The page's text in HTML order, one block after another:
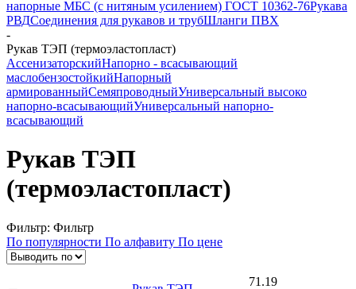
напорные МБС (с нитяным усилением) ГОСТ 10362-76Рукава
РВДСоединения для рукавов и трубШланги ПВХ
-
Рукав ТЭП (термоэластопласт)
АссенизаторскийНапорно - всасывающий
маслобензостойкийНапорный
армированныйСемяпроводныйУниверсальный высоко
напорно-всасывающийУниверсальный напорно-
всасывающий
Рукав ТЭП
(термоэластопласт)
Фильтр: Фильтр
По популярности По алфавиту По цене
71.19